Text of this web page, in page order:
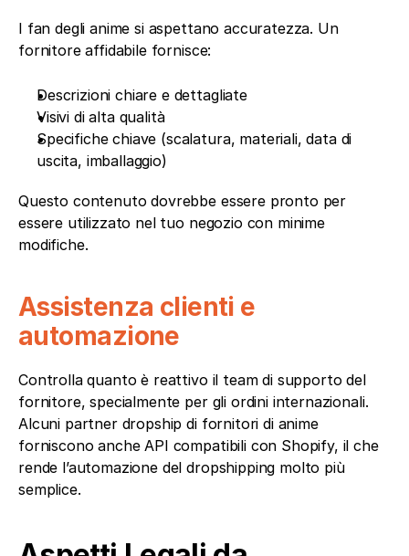
I fan degli anime si aspettano accuratezza. Un
fornitore affidabile fornisce:
Descrizioni chiare e dettagliate
Visivi di alta qualità
Specifiche chiave (scalatura, materiali, data di
uscita, imballaggio)
Questo contenuto dovrebbe essere pronto per
essere utilizzato nel tuo negozio con minime
modifiche.
Assistenza clienti e
automazione
Controlla quanto è reattivo il team di supporto del
fornitore, specialmente per gli ordini internazionali.
Alcuni partner dropship di fornitori di anime
forniscono anche API compatibili con Shopify, il che
rende l’automazione del dropshipping molto più
semplice.